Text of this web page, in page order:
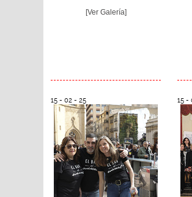
[Ver Galería]
15 - 02 - 25 15 -